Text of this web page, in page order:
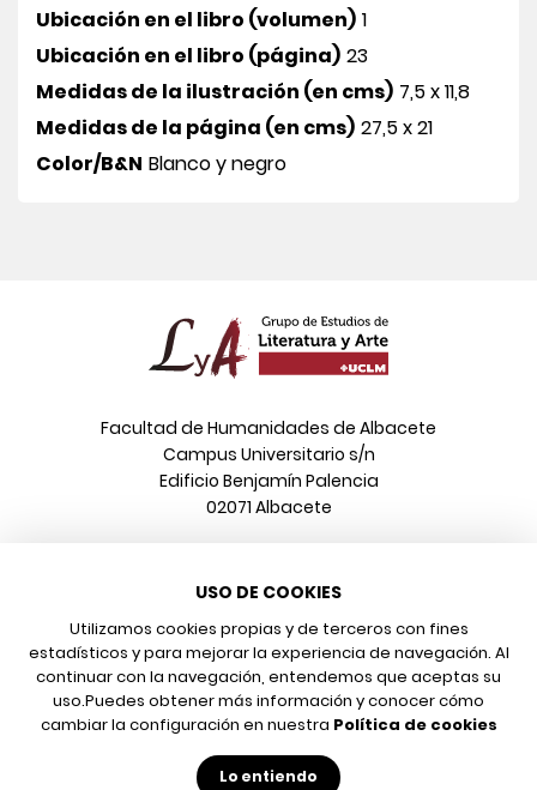
Ubicación en el libro (volumen) 1
Ubicación en el libro (página) 23
Medidas de la ilustración (en cms) 7,5 x 11,8
Medidas de la página (en cms) 27,5 x 21
Color/B&N Blanco y negro
Facultad de Humanidades de Albacete
Campus Universitario s/n
Edificio Benjamín Palencia
02071 Albacete
967 599 376
Correo electrónico
info@poeonline.es
© 2026 UCLM, Grupo de Estudios de Literatura y Arte
Aviso legal
Protección de datos
USO DE COOKIES
Utilizamos cookies propias y de terceros con fines
estadísticos y para mejorar la experiencia de navegación. Al
continuar con la navegación, entendemos que aceptas su
uso.Puedes obtener más información y conocer cómo
cambiar la configuración en nuestra Política de cookies
Lo entiendo